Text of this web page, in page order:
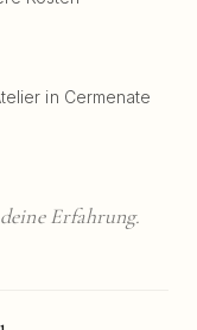
in Cermenate
Erfahrung.